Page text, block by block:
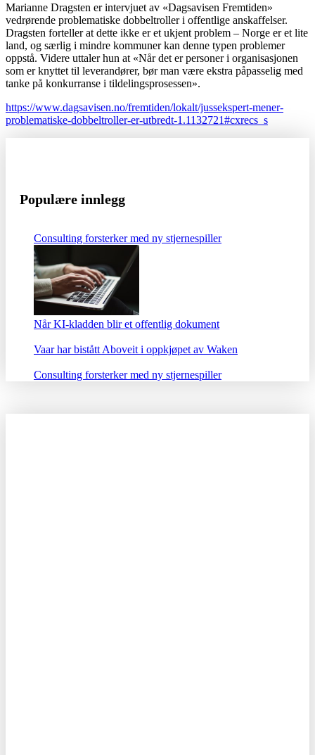
Marianne Dragsten er intervjuet av «Dagsavisen Fremtiden»
vedrørende problematiske dobbeltroller i offentlige anskaffelser.
Dragsten forteller at dette ikke er et ukjent problem – Norge er et lite
land, og særlig i mindre kommuner kan denne typen problemer
oppstå. Videre uttaler hun at «Når det er personer i organisasjonen
som er knyttet til leverandører, bør man være ekstra påpasselig med
tanke på konkurranse i tildelingsprosessen».
https://www.dagsavisen.no/fremtiden/lokalt/jussekspert-mener-
problematiske-dobbeltroller-er-utbredt-1.1132721#cxrecs_s
Populære innlegg
Consulting forsterker med ny stjernespiller
Når KI-kladden blir et offentlig dokument
Vaar har bistått Aboveit i oppkjøpet av Waken
Consulting forsterker med ny stjernespiller